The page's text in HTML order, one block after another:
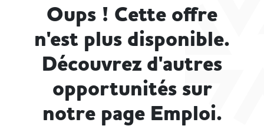
Oups ! Cette offre
n'est plus disponible.
Découvrez d'autres
opportunités sur
notre page Emploi.